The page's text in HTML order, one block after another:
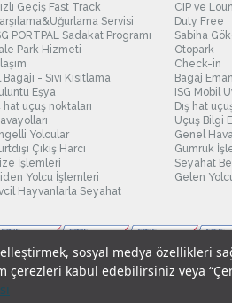
sosyal medya özellikleri
çerezleri kabul edebilirsiniz veya
Geçiş Fast Track
CIP ve
Servisi
Duty Free
PORTPAL Sadakat Programı
Sabiha
Park Hizmeti
Otopark
Check-in
Bagajı - Sıvı Kısıtlama
Bagaj
Eşya
ISG Mobil
hat uçuş noktaları
Dış hat
Uçuş Bilgi
Yolcular
Genel
Çıkış Harcı
Gümrük
İşlemleri
Seyahat
Yolcu İşlemleri
Gelen
Hayvanlarla Seyahat